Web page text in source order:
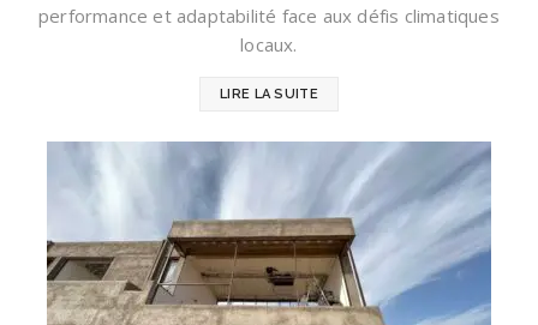
performance et adaptabilité face aux défis climatiques
locaux.
LIRE LA SUITE